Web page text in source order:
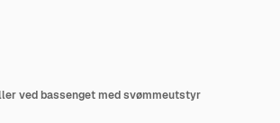
ved bassenget med svømmeutstyr